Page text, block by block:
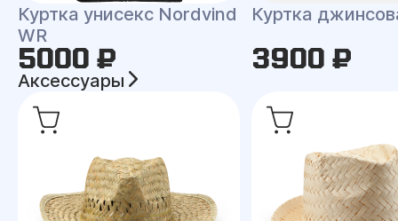
Куртка унисекс Nordvind
WR
5000 ₽
Куртка
3900 ₽
Аксессуары